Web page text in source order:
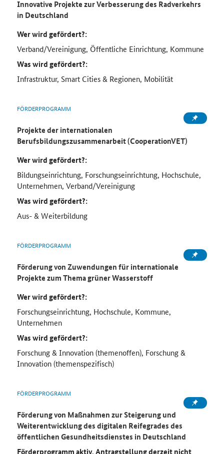
Innovative Projekte zur Verbesserung des Radverkehrs
in Deutschland
Wer wird gefördert?:
Verband/Vereinigung, Öffentliche Einrichtung, Kommune
Was wird gefördert?:
Infrastruktur, Smart Cities & Regionen, Mobilität
FÖRDERPROGRAMM
Projekte der internationalen
Berufsbildungszusammenarbeit (CooperationVET)
Wer wird gefördert?:
Bildungseinrichtung, Forschungseinrichtung, Hochschule,
Unternehmen, Verband/Vereinigung
Was wird gefördert?:
Aus- & Weiterbildung
FÖRDERPROGRAMM
Förderung von Zuwendungen für internationale
Projekte zum Thema grüner Wasserstoff
Wer wird gefördert?:
Forschungseinrichtung, Hochschule, Kommune,
Unternehmen
Was wird gefördert?:
Forschung & Innovation (themenoffen), Forschung &
Innovation (themenspezifisch)
FÖRDERPROGRAMM
Förderung von Maßnahmen zur Steigerung und
Weiterentwicklung des digitalen Reifegrades des
öffentlichen Gesundheitsdienstes in Deutschland
Förderprogramm aktiv, Antragstellung derzeit nicht